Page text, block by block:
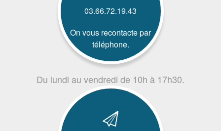
03.66.72.19.43
On vous recontacte par
téléphone.
Du lundi au vendredi de 10h à 17h30.